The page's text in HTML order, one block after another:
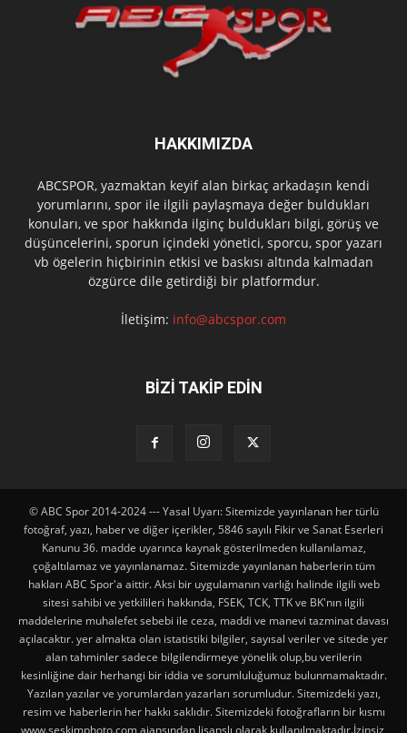
HAKKIMIZDA
ABCSPOR, yazmaktan keyif alan birkaç arkadaşın kendi
yorumlarını, spor ile ilgili paylaşmaya değer buldukları
konuları, ve spor hakkında ilginç buldukları bilgi, görüş ve
düşüncelerini, sporun içindeki yönetici, sporcu, spor yazarı
vb ögelerin hiçbirinin etkisi ve baskısı altında kalmadan
özgürce dile getirdiği bir platformdur.
İletişim: info@abcspor.com
BİZİ TAKİP EDİN
© ABC Spor 2014-2024 --- Yasal Uyarı: Sitemizde yayınlanan her türlü
fotoğraf, yazı, haber ve diğer içerikler, 5846 sayılı Fikir ve Sanat Eserleri
Kanunu 36. madde uyarınca kaynak gösterilmeden kullanılamaz,
çoğaltılamaz ve yayınlanamaz. Sitemizde yayınlanan haberlerin tüm
hakları ABC Spor'a aittir. Aksi bir uygulamanın varlığı halinde ilgili web
sitesi sahibi ve yetkilileri hakkında, FSEK, TCK, TTK ve BK'nın ilgili
maddelerine muhalefet sebebi ile ceza, maddi ve manevi tazminat davası
açılacaktır. yer almakta olan istatistiki bilgiler, sayısal veriler ve sitede yer
alan tahminler sadece bilgilendirmeye yönelik olup,bu verilerin
kesinliğine dair herhangi bir iddia ve sorumluluğumuz bulunmamaktadır.
Yazılan yazılar ve yorumlardan yazarları sorumludur. Sitemizdeki yazı,
resim ve haberlerin her hakkı saklıdır. Sitemizdeki fotoğrafların bir kısmı
www.seskimphoto.com ajansından lisanslı olarak kullanılmaktadır.İzinsiz,